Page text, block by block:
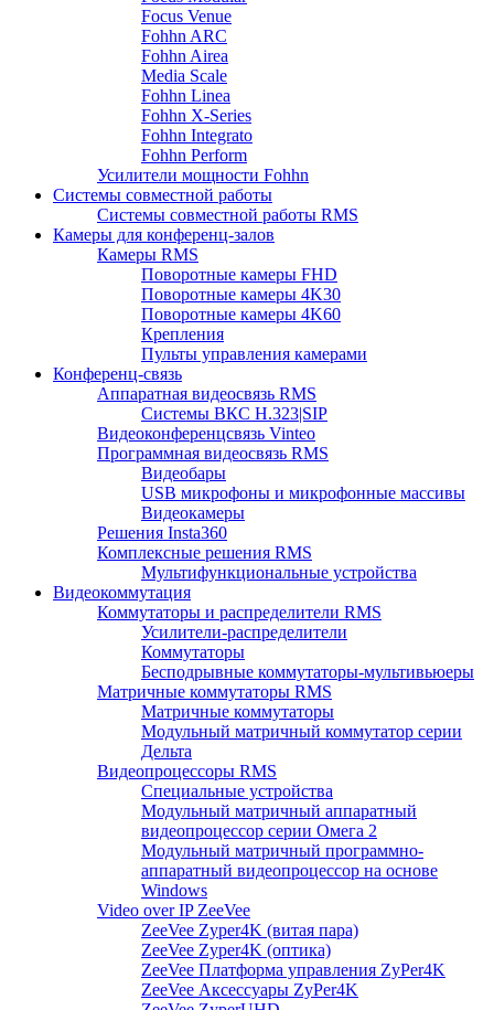
Focus Venue
Fohhn ARC
Fohhn Airea
Media Scale
Fohhn Linea
Fohhn X-Series
Fohhn Integrato
Fohhn Perform
Усилители мощности Fohhn
Системы совместной работы
Системы совместной работы RMS
Камеры для конференц-залов
Камеры RMS
Поворотные камеры FHD
Поворотные камеры 4K30
Поворотные камеры 4K60
Крепления
Пульты управления камерами
Конференц-связь
Аппаратная видеосвязь RMS
Системы ВКС H.323|SIP
Видеоконференцсвязь Vinteo
Программная видеосвязь RMS
Видеобары
USB микрофоны и микрофонные массивы
Видеокамеры
Решения Insta360
Комплексные решения RMS
Мультифункциональные устройства
Видеокоммутация
Коммутаторы и распределители RMS
Усилители-распределители
Коммутаторы
Бесподрывные коммутаторы-мультивьюеры
Матричные коммутаторы RMS
Матричные коммутаторы
Модульный матричный коммутатор серии
Дельта
Видеопроцессоры RMS
Специальные устройства
Модульный матричный аппаратный
видеопроцессор серии Омега 2
Модульный матричный программно-
аппаратный видеопроцессор на основе
Windows
Video over IP ZeeVee
ZeeVee Zyper4K (витая пара)
ZeeVee Zyper4K (оптика)
ZeeVee Платформа управления ZyPer4K
ZeeVee Аксессуары ZyPer4K